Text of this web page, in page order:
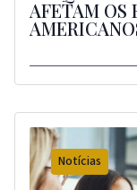
AFETAM OS
Notícias